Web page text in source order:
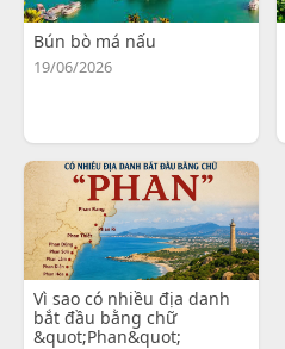
Bún bò má nấu
19/06/2026
Vì sao có nhiều địa danh
bắt đầu bằng chữ
&quot;Phan&quot;